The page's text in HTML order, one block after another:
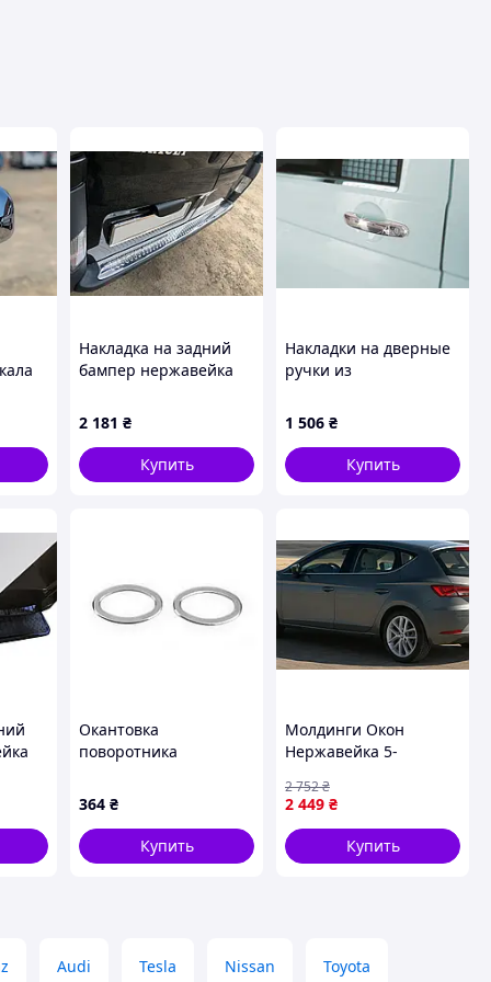
Накладка на задний
бампер нержавейка
2001–2015 гг
2 181 ₴
Купить
Накладки на дверные
ручки из
штуки, OmsaLine -
Итальянская
Нержавейка для
Volkswagen Caddy
1 506 ₴
Купить
Окантовка
поворотника
нержавейка) для
Citroen Berlingo 2008-
2018 гг
364 ₴
Купить
Молдинги Окон
Нержавейка 5-
Leon 2013-2020 гг
2 449 ₴
2 752₴
Купить
Audi Tesla Nissan Toyota